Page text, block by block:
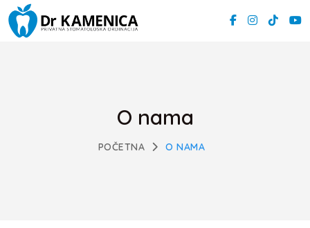
O nama
POČETNA O NAMA